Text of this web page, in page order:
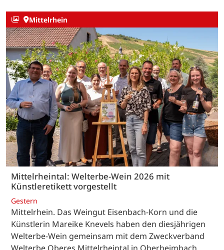
Mittelrhein
Mittelrheintal: Welterbe-Wein 2026 mit
Künstleretikett vorgestellt
Gestern
Mittelrhein. Das Weingut Eisenbach-Korn und die
Künstlerin Mareike Knevels haben den diesjährigen
Welterbe-Wein gemeinsam mit dem Zweckverband